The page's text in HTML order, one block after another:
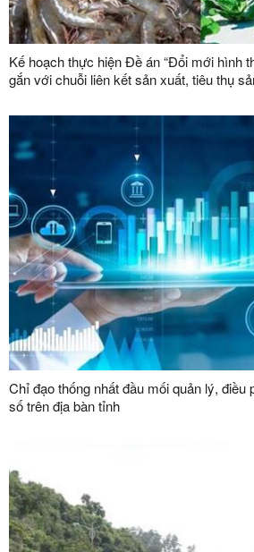
Kế hoạch thực hiện Đề án “Đổi mới hình
gắn với chuỗi liên kết sản xuất, tiêu thụ
2030”
Chỉ đạo thống nhất đầu mối quản lý, điều
số trên địa bàn tỉnh